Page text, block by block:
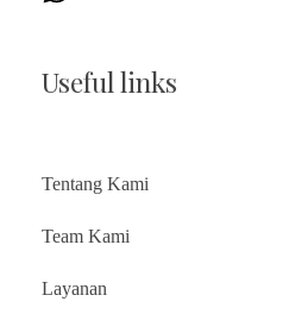
Useful links
Tentang Kami
Team Kami
Layanan